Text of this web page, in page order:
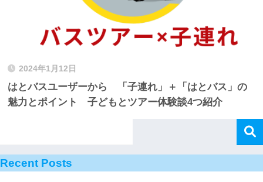
2024年1月12日
はとバスユーザーから 「子連れ」＋「はとバス」の
魅力とポイント 子どもとツアー体験談4つ紹介
Recent Posts